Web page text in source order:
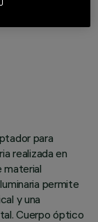
para
realizada en
material
permite
y una
Cuerpo óptico